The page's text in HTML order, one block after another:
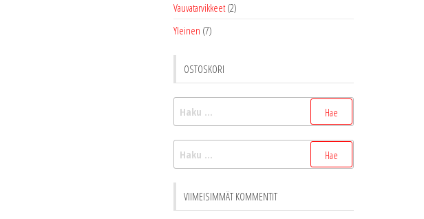
Vauvatarvikkeet (2)
Yleinen (7)
OSTOSKORI
Haku:
Haku:
VIIMEISIMMÄT KOMMENTIT